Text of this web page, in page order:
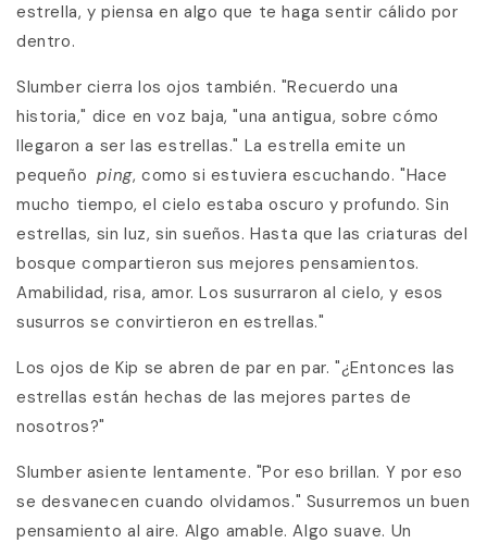
estrella, y piensa en algo que te haga sentir cálido por
dentro.
Slumber cierra los ojos también. "Recuerdo una
historia," dice en voz baja, "una antigua, sobre cómo
llegaron a ser las estrellas." La estrella emite un
pequeño ping, como si estuviera escuchando. "Hace
mucho tiempo, el cielo estaba oscuro y profundo. Sin
estrellas, sin luz, sin sueños. Hasta que las criaturas del
bosque compartieron sus mejores pensamientos.
Amabilidad, risa, amor. Los susurraron al cielo, y esos
susurros se convirtieron en estrellas."
Los ojos de Kip se abren de par en par. "¿Entonces las
estrellas están hechas de las mejores partes de
nosotros?"
Slumber asiente lentamente. "Por eso brillan. Y por eso
se desvanecen cuando olvidamos." Susurremos un buen
pensamiento al aire. Algo amable. Algo suave. Un